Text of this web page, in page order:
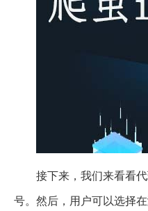
接下来，我们来看看
号。然后，用户可以选择